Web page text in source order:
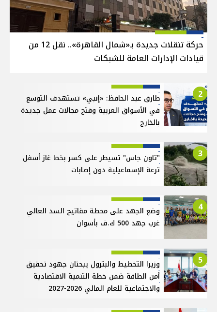
حركة تنقلات جديدة بـ«شمال القاهرة».. نقل 12 من
قيادات الإدارات العامة للشبكات
2
طارق عبد الحافظ: «إنبي» تستهدف التوسع
في الأسواق العربية وفتح مجالات عمل جديدة
بالخارج
3
"تاون جاس" تسيطر على كسر بخط غاز أسفل
ترعة الإسماعيلية دون إصابات
4
وضع الجهد على محطة مفاتيح السد العالي
غرب جهد 500 ك.ف بأسوان
5
وزيرا التخطيط والبترول يبحثان جهود تحقيق
أمن الطاقة ضمن خطة التنمية الاقتصادية
والاجتماعية للعام المالي 2026-2027